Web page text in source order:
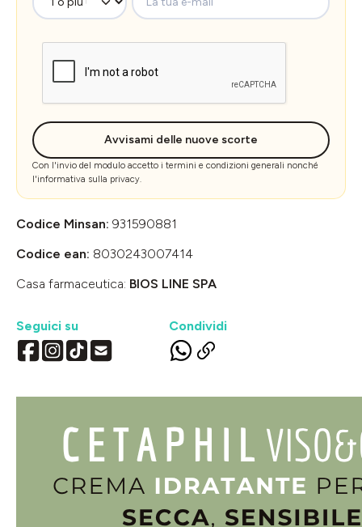
Avvisami delle nuove scorte
Con l'invio del modulo accetto i termini e condizioni generali nonché
l'informativa sulla privacy.
Codice Minsan: 931590881
Codice ean: 8030243007414
Casa farmaceutica: BIOS LINE SPA
Seguici su Condividi